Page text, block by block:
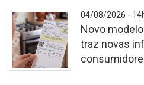
Cópia
de
Consultas
e
Audiência
04/08/2026 -
Novo
traz novas